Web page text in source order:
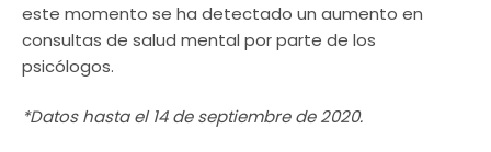
este momento se ha detectado un aumento en
consultas de salud mental por parte de los
psicólogos.
*Datos hasta el 14 de septiembre de 2020.